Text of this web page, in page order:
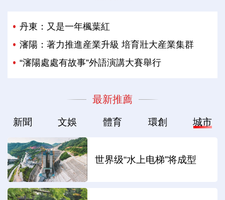
丹東：又是一年楓葉紅
瀋陽：著力推進産業升級 培育壯大産業集群
“瀋陽處處有故事”外語演講大賽舉行
最新推薦
新聞 文娛 體育 環創 城市
世界级“水上电梯”将成型